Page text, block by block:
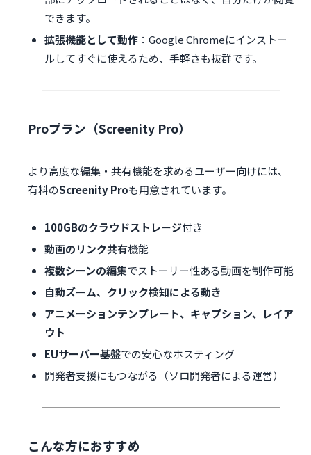
できます。
拡張機能として動作 ：Google Chromeにインストー
ルしてすぐに使えるため、手軽さも抜群です。
Proプラン（Screenity Pro）
より高度な編集・共有機能を求めるユーザー向けには、
有料のScreenity Proも用意されています。
100GBのクラウドストレージ付き
動画のリンク共有機能
複数シーンの編集でストーリー性ある動画を制作可能
自動ズーム、クリック検知による動き
アニメーションテンプレート、キャプション、レイア
ウト
EUサーバー基盤での安心なホスティング
開発者支援にもつながる（ソロ開発者による運営）
こんな方におすすめ